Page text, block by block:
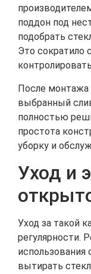
поддон под
подобрать
Это сократило
После монтажа
выбранный
полностью
простота
уборку и
Уход и
Уход за такой
регулярности.
использования
вытирать